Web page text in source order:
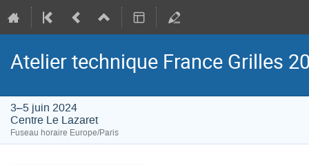
Atelier technique France Grilles
3–5 juin 2024
Centre Le Lazaret
Fuseau horaire Europe/Paris